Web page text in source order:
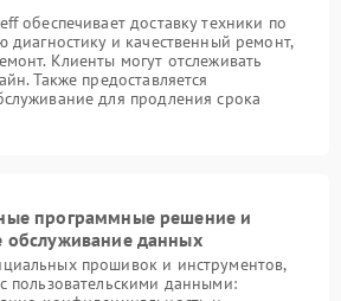
обеспечивает доставку техники по
диагностику и качественный ремонт,
Клиенты могут отслеживать
Также предоставляется
для продления срока
программные решение и
обслуживание данных
прошивок и инструментов,
пользовательскими данными: